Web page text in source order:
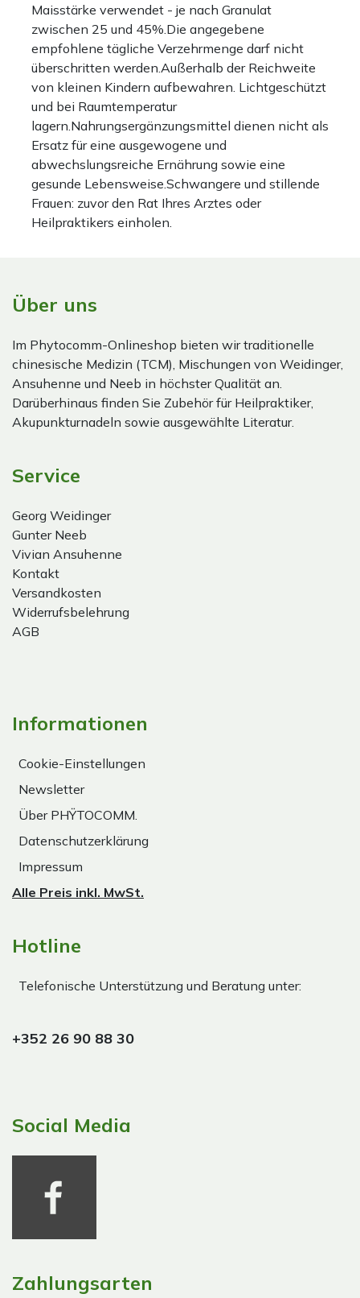
Maisstärke verwendet - je nach Granulat
zwischen 25 und 45%.Die angegebene
empfohlene tägliche Verzehrmenge darf nicht
überschritten werden.Außerhalb der Reichweite
von kleinen Kindern aufbewahren. Lichtgeschützt
und bei Raumtemperatur
lagern.Nahrungsergänzungsmittel dienen nicht als
Ersatz für eine ausgewogene und
abwechslungsreiche Ernährung sowie eine
gesunde Lebensweise.Schwangere und stillende
Frauen: zuvor den Rat Ihres Arztes oder
Heilpraktikers einholen.
Über uns
Im Phytocomm-Onlineshop bieten wir traditionelle
chinesische Medizin (TCM), Mischungen von Weidinger,
Ansuhenne und Neeb in höchster Qualität an.
Darüberhinaus finden Sie Zubehör für Heilpraktiker,
Akupunkturnadeln sowie ausgewählte Literatur.
Service
Georg Weidinger
Gunter Neeb
Vivian Ansuhenne
Kontakt
Versandkosten
Widerrufsbelehrung
AGB
Informationen
Cookie-Einstellungen
Newsletter
Über PHŸTOCOMM.
Datenschutzerklärung
Impressum
Alle Preis inkl. MwSt.
Hotline
Telefonische Unterstützung und Beratung unter:
+352 26 90 88 30
Social Media
Zahlungsarten